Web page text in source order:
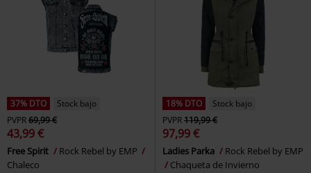
37% DTO
Stock bajo
PVPR69,99 €
43,99 €
Free Spirit
Rock Rebel by EMP
Chaleco
18% DTO
Stock bajo
PVPR119,99 €
97,99 €
Ladies Parka
Rock Rebel by EMP
Chaqueta de Invierno